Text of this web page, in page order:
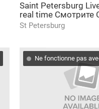
Saint Petersburg
real time Смотрите
Петербург
камера онлайн СПб
St Petersburg
Ne fonctionne pas